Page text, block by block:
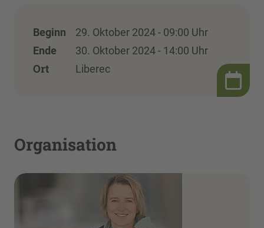
Beginn
29. Oktober 2024 - 09:00 Uhr
Ende
30. Oktober 2024 - 14:00 Uhr
Ort Liberec
Organisation